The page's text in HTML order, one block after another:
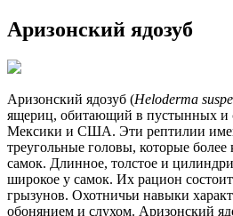
Аризонский ядозуб
Аризонский ядозуб (Heloderma
ящериц, обитающий в пустынных и
Мексики и США. Эти рептилии
треугольные головы, которые
самок. Длинное, толстое и
широкое у самок. Их рацион
грызунов. Охотничьи навыки
обонянием и слухом. Аризонский